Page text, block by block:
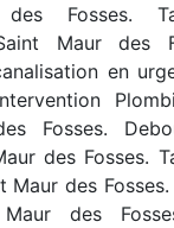
Fosses.
Maur des
en
Fosses.
des Fosses.
Maur des
des